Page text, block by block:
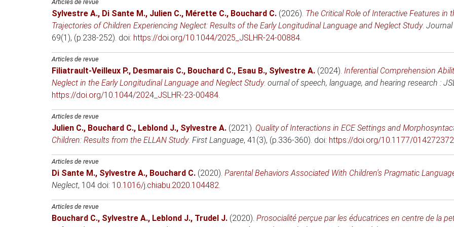
Articles de revue
Sylvestre A., Di Sante M., Julien C., Mérette C., Bouchard C. (2026). The Critical Role of Interactive Features in
Trajectories of Children Experiencing Neglect: Results of the Early Longitudinal Language and Neglect Study. Journal
69(1), (p.238-252). doi: https://doi.org/10.1044/2025_JSLHR-24-00884.
Articles de revue
Filiatrault-Veilleux P., Desmarais C., Bouchard C., Esau B., Sylvestre A. (2024). Inferential Comprehension
Neglect in the Early Longitudinal Language and Neglect Study. ournal of speech, language, and hearing research :
https://doi.org/10.1044/2024_JSLHR-23-00484.
Articles de revue
Julien C., Bouchard C., Leblond J., Sylvestre A. (2021). Quality of Interactions in ECE Settings and
Children: Results from the ELLAN Study. First Language, 41(3), (p.336-360). doi: https://doi.org/10.1177/
Articles de revue
Di Sante M., Sylvestre A., Bouchard C. (2020). Parental Behaviors Associated With Children's Pragmatic
Neglect, 104 doi: 10.1016/j.chiabu.2020.104482.
Articles de revue
Bouchard C., Sylvestre A., Leblond J., Trudel J. (2020). Prosocialité perçue par les éducatrices en centre de la